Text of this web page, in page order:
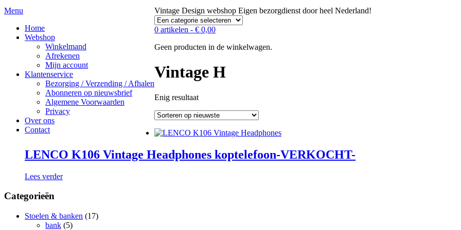
Menu
Home
Webshop
Winkelmand
Afrekenen
Mijn account
Klantenservice
Bezorging / Verzending / Afhalen
Abonneren op nieuwsbrief
Algemene Voorwaarden
Privacy
Over ons
Contact
Vintage Design webshop Eigen bezorgdienst door heel Nederland!
0 artikelen - € 0,00
Geen producten in de winkelwagen.
Vintage H
Enig resultaat
LENCO K106 Vintage Headphones koptelefoon-VERKOCHT-
Lees verder
Categorieën
Stoelen & banken (17)
bank (5)